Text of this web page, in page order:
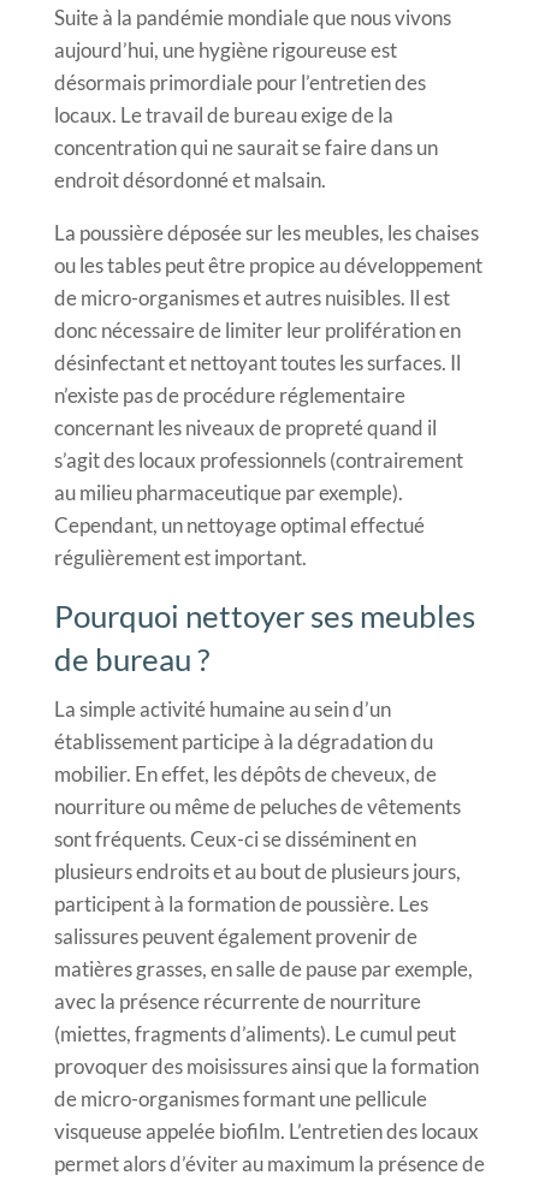
Suite à la pandémie mondiale que nous vivons
aujourd’hui, une hygiène rigoureuse est
désormais primordiale pour l’entretien des
locaux. Le travail de bureau exige de la
concentration qui ne saurait se faire dans un
endroit désordonné et malsain.
La poussière déposée sur les meubles, les chaises
ou les tables peut être propice au développement
de micro-organismes et autres nuisibles. Il est
donc nécessaire de limiter leur prolifération en
désinfectant et nettoyant toutes les surfaces. Il
n’existe pas de procédure réglementaire
concernant les niveaux de propreté quand il
s’agit des locaux professionnels (contrairement
au milieu pharmaceutique par exemple).
Cependant, un nettoyage optimal effectué
régulièrement est important.
Pourquoi nettoyer ses meubles
de bureau ?
La simple activité humaine au sein d’un
établissement participe à la dégradation du
mobilier. En effet, les dépôts de cheveux, de
nourriture ou même de peluches de vêtements
sont fréquents. Ceux-ci se disséminent en
plusieurs endroits et au bout de plusieurs jours,
participent à la formation de poussière. Les
salissures peuvent également provenir de
matières grasses, en salle de pause par exemple,
avec la présence récurrente de nourriture
(miettes, fragments d’aliments). Le cumul peut
provoquer des moisissures ainsi que la formation
de micro-organismes formant une pellicule
visqueuse appelée biofilm. L’entretien des locaux
permet alors d’éviter au maximum la présence de